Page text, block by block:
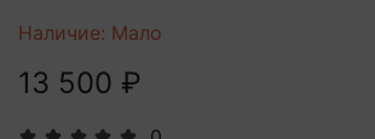
Наличие: Мало
13 500 ₽